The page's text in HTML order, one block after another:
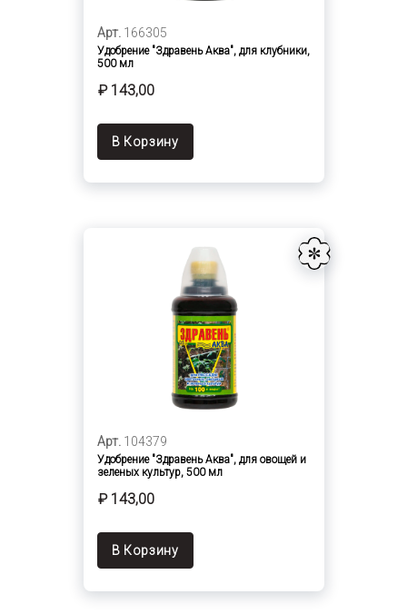
Арт. 166305
Удобрение "Здравень Аква", для клубники,
500 мл
₽ 143,00
В Корзину
Арт. 104379
Удобрение "Здравень Аква", для овощей и
зеленых культур, 500 мл
₽ 143,00
В Корзину